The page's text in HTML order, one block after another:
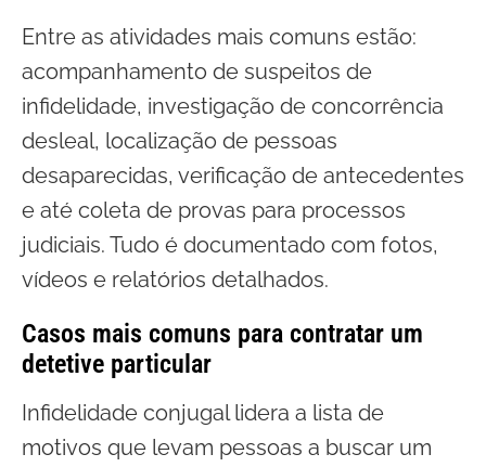
Entre as atividades mais comuns estão:
acompanhamento de suspeitos de
infidelidade, investigação de concorrência
desleal, localização de pessoas
desaparecidas, verificação de antecedentes
e até coleta de provas para processos
judiciais. Tudo é documentado com fotos,
vídeos e relatórios detalhados.
Casos mais comuns para contratar um
detetive particular
Infidelidade conjugal lidera a lista de
motivos que levam pessoas a buscar um